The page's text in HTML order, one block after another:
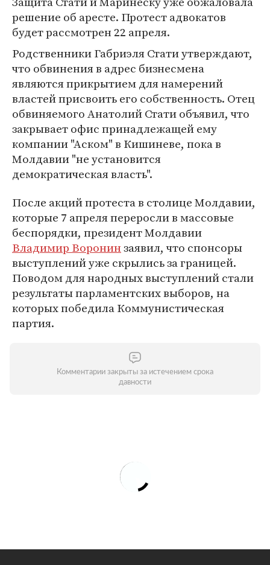
решение об аресте. Протест адвокатов
будет рассмотрен 22 апреля.
Родственники Габриэля Стати утверждают,
что обвинения в адрес бизнесмена
являются прикрытием для намерений
властей присвоить его собственность. Отец
обвиняемого Анатолий Стати объявил, что
закрывает офис принадлежащей ему
компании "Аском" в Кишиневе, пока в
Молдавии "не установится
демократическая власть".
После акций протеста в столице Молдавии,
которые 7 апреля переросли в массовые
беспорядки, президент Молдавии
Владимир Воронинзаявил, что спонсоры
выступлений уже скрылись за границей.
Поводом для народных выступлений стали
результаты парламентских выборов, на
которых победила Коммунистическая
партия.
Комментарии закрыты за истечением срока
давности